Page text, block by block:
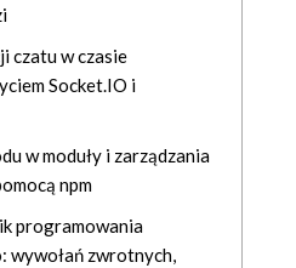
czatu w czasie
Socket.IO i
w moduły i zarządzania
npm
programowania
wywołań zwrotnych,